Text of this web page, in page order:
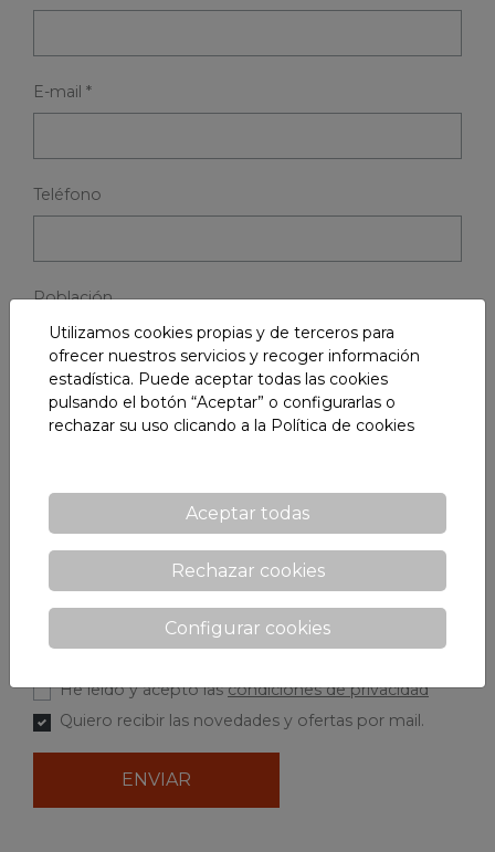
E-mail *
Teléfono
Población
Código postal *
He leído y acepto lascondiciones de privacidad
Quiero recibir las novedades y ofertas por mail.
Utilizamos cookies propias y de terceros para
ofrecer nuestros servicios y recoger información
estadística. Puede aceptar todas las cookies
pulsando el botón “Aceptar” o configurarlas o
rechazar su uso clicando a la Política de cookies
Aceptar todas
Rechazar cookies
Configurar cookies